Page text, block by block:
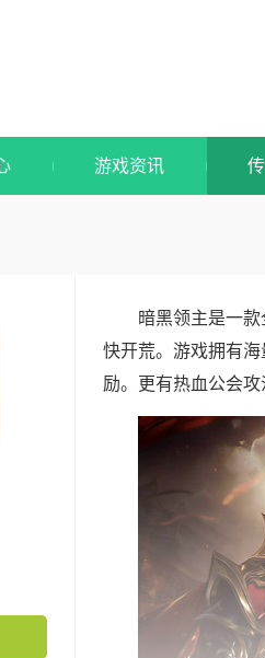
游戏资讯
暗黑领主是一
快开荒。游戏拥有
励。更有热血公会